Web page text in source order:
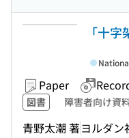
「十
Paper
図書 障害者向け資
青野太潮 著ヨルダン